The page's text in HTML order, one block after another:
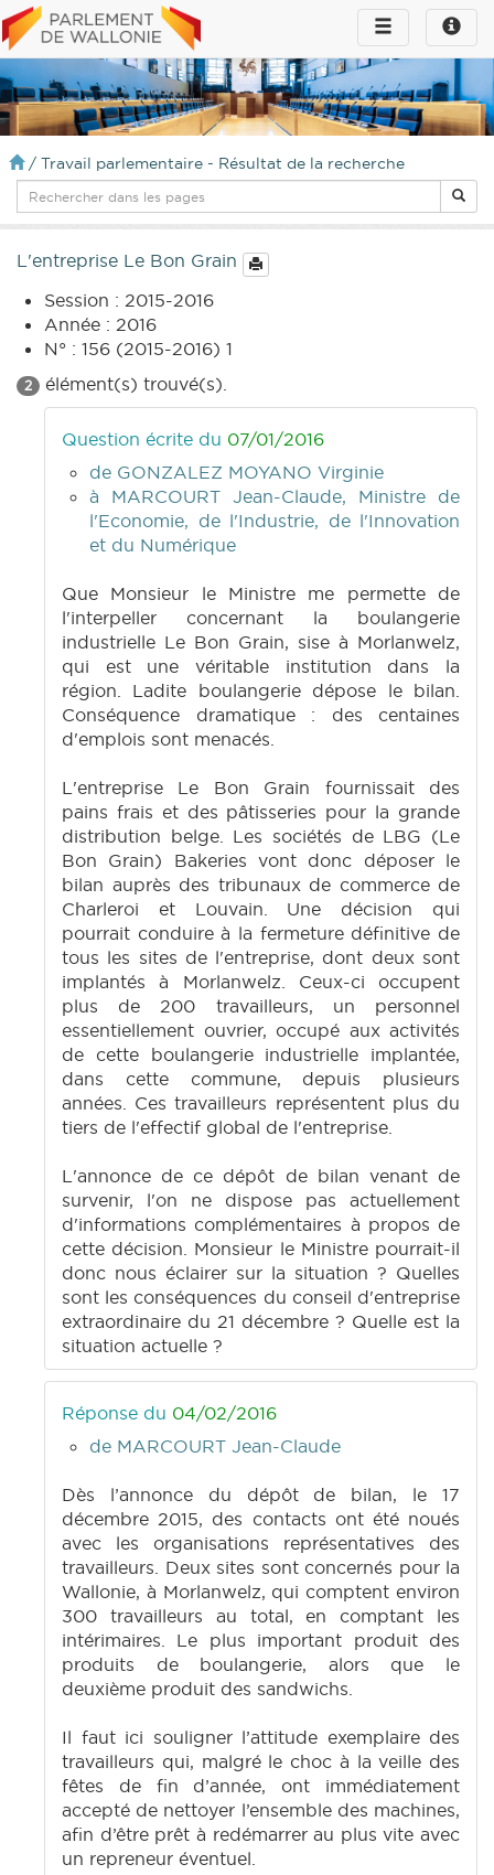
Toggle
infos
Toggle
navigation
/ Travail parlementaire - Résultat de la recherche
L'entreprise Le Bon Grain
Session : 2015-2016
Année : 2016
N° : 156 (2015-2016) 1
2 élément(s) trouvé(s).
Question écrite du 07/01/2016
de GONZALEZ MOYANO Virginie
à MARCOURT Jean-Claude, Ministre de
l'Economie, de l'Industrie, de l'Innovation
et du Numérique
Que Monsieur le Ministre me permette de
l'interpeller concernant la boulangerie
industrielle Le Bon Grain, sise à Morlanwelz,
qui est une véritable institution dans la
région. Ladite boulangerie dépose le bilan.
Conséquence dramatique : des centaines
d'emplois sont menacés.
L'entreprise Le Bon Grain fournissait des
pains frais et des pâtisseries pour la grande
distribution belge. Les sociétés de LBG (Le
Bon Grain) Bakeries vont donc déposer le
bilan auprès des tribunaux de commerce de
Charleroi et Louvain. Une décision qui
pourrait conduire à la fermeture définitive de
tous les sites de l'entreprise, dont deux sont
implantés à Morlanwelz. Ceux-ci occupent
plus de 200 travailleurs, un personnel
essentiellement ouvrier, occupé aux activités
de cette boulangerie industrielle implantée,
dans cette commune, depuis plusieurs
années. Ces travailleurs représentent plus du
tiers de l'effectif global de l'entreprise.
L'annonce de ce dépôt de bilan venant de
survenir, l'on ne dispose pas actuellement
d'informations complémentaires à propos de
cette décision. Monsieur le Ministre pourrait-il
donc nous éclairer sur la situation ? Quelles
sont les conséquences du conseil d'entreprise
extraordinaire du 21 décembre ? Quelle est la
situation actuelle ?
Réponse du 04/02/2016
de MARCOURT Jean-Claude
Dès l’annonce du dépôt de bilan, le 17
décembre 2015, des contacts ont été noués
avec les organisations représentatives des
travailleurs. Deux sites sont concernés pour la
Wallonie, à Morlanwelz, qui comptent environ
300 travailleurs au total, en comptant les
intérimaires. Le plus important produit des
produits de boulangerie, alors que le
deuxième produit des sandwichs.
Il faut ici souligner l’attitude exemplaire des
travailleurs qui, malgré le choc à la veille des
fêtes de fin d’année, ont immédiatement
accepté de nettoyer l’ensemble des machines,
afin d’être prêt à redémarrer au plus vite avec
un repreneur éventuel.